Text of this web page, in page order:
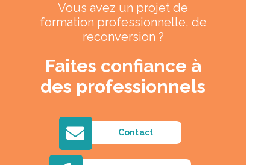
Vous avez un projet de
formation professionnelle, de
reconversion ?
Faites confiance à
des professionnels
Contact